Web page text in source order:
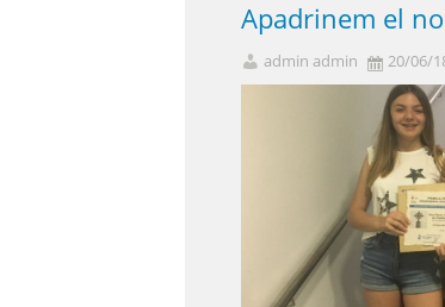
Apadrinem el
admin admin 20/06/